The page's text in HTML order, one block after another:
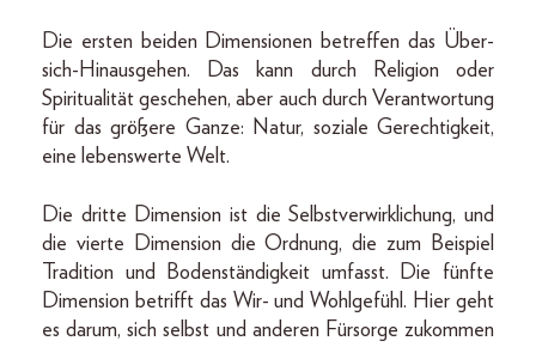
Die ersten beiden Dimensionen betreffen das Über-
sich-Hinausgehen. Das kann durch Religion oder
Spiritualität geschehen, aber auch durch Verantwortung
für das größere Ganze: Natur, soziale Gerechtigkeit,
eine lebenswerte Welt.
Die dritte Dimension ist die Selbstverwirklichung, und
die vierte Dimension die Ordnung, die zum Beispiel
Tradition und Bodenständigkeit umfasst. Die fünfte
Dimension betrifft das Wir- und Wohlgefühl. Hier geht
es darum, sich selbst und anderen Fürsorge zukommen